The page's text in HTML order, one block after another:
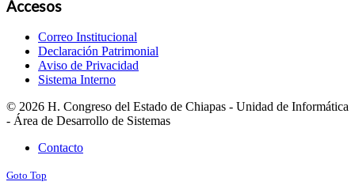
Accesos
Correo Institucional
Declaración Patrimonial
Aviso de Privacidad
Sistema Interno
© 2026 H. Congreso del Estado de Chiapas - Unidad de Informática
- Área de Desarrollo de Sistemas
Contacto
Goto Top